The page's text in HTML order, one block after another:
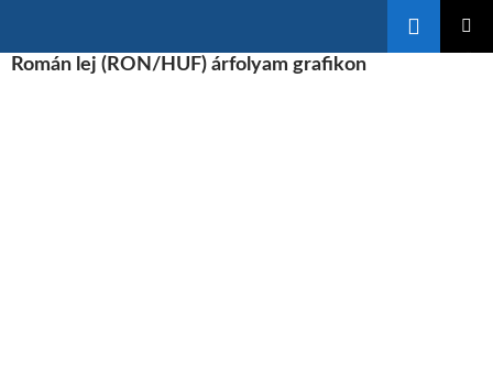
ARomán lej (RON/HUF) árfolyam grafikon